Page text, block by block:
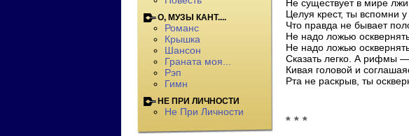
Не существует в мире лжи
Целуя крест, ты вспомни у
Что правда не бывает
Не надо ложью осквернять
Не надо ложью осквернять
Сказать легко. А рифмы —
Кивая головой и
Рта не раскрыв, ты
* * *
О, МУЗЫ КАНТ....
Романс
Крышка
Шансон
Граната моя...
Рэп
Гимн
НЕ ПРИ ЛИЧНОСТИ
Не При Личности